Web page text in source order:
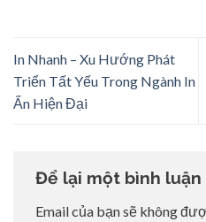
In Nhanh – Xu Hướng Phát
Triển Tất Yếu Trong Ngành In
Ấn Hiện Đại
Để lại một bình luận
Email của bạn sẽ không